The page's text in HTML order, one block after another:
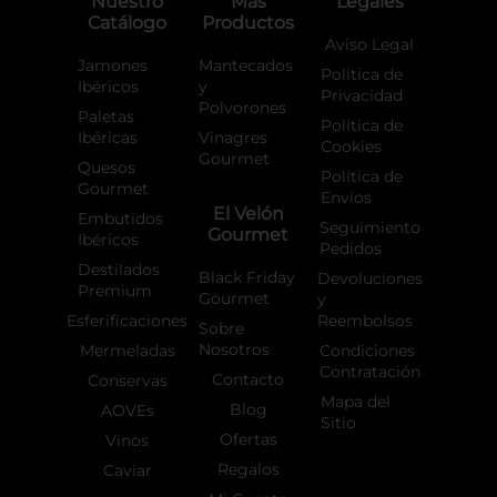
-
a
m
Catálogo
Jamones
Ibéricos
Paletas
Ibéricas
Quesos
Gourmet
Embutidos
Ibéricos
Destilados
Premium
Esferificaciones
Mermeladas
Conservas
AOVEs
Vinos
Caviar
Productos
Mantecados
y
Polvorones
Vinagres
Gourmet
El Velón
Gourmet
Black Friday
Gourmet
Sobre
Nosotros
Contacto
Blog
Ofertas
Regalos
Aviso Legal
Política de
Privacidad
Política de
Cookies
Política de
Envíos
Seguimiento
Pedidos
Devoluciones
y
Reembolsos
Condiciones
Contratación
Mapa del
Sitio